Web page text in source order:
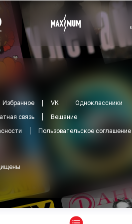
Избранное VK
Одноклассники
связь
Вещание
Пользовательское соглашение